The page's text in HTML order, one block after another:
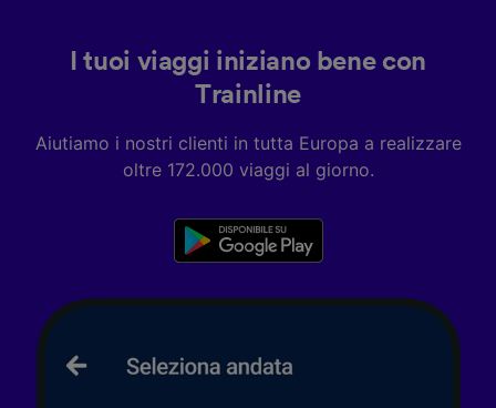
I tuoi viaggi iniziano bene con
Trainline
Aiutiamo i nostri clienti in tutta Europa a realizzare
oltre 172.000 viaggi al giorno.